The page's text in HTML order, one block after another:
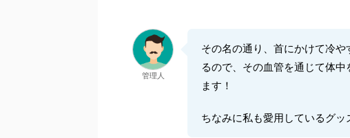
管理人
その名の通り、首にかけて冷
るので、その血管を通じて体
ます！
ちなみに私も愛用しているグッ